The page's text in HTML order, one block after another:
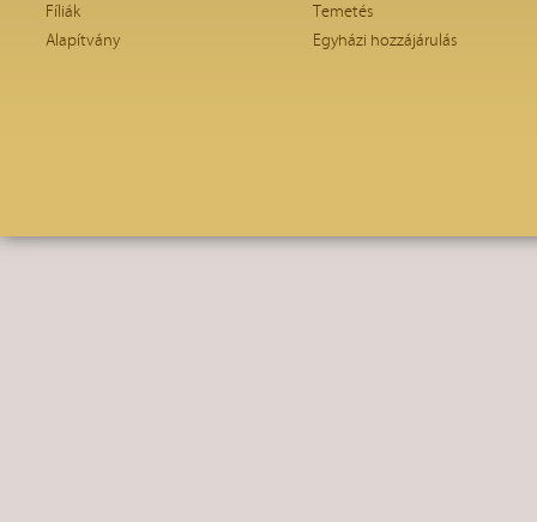
Fíliák
Alapítvány
Temetés
Egyházi hozzájárulás